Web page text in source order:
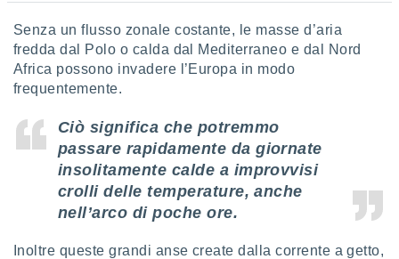
degli
Senza un flusso zonale costante, le masse d’aria
fredda dal Polo o calda dal Mediterraneo e dal Nord
Africa possono invadere l’Europa in modo
frequentemente.
Ciò significa che potremmo
passare rapidamente da giornate
insolitamente calde a improvvisi
crolli delle temperature, anche
nell’arco di poche ore.
Inoltre queste grandi anse create dalla corrente a getto,